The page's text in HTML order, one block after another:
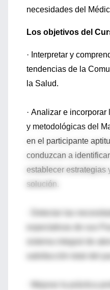
necesidades del
Los objetivos del
· Interpretar y
tendencias de la
la Salud.
· Analizar e
y metodológicas del
en el participante
conduzcan a
establecer estrategias
solución.
sistema integral de